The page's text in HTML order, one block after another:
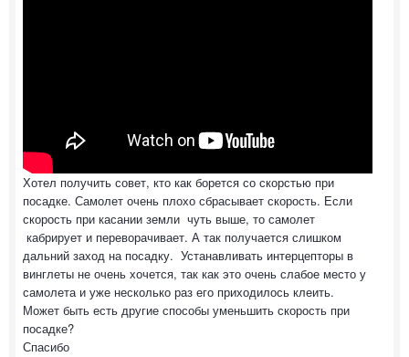
Хотел получить совет, кто как борется со скорстью при
посадке. Самолет очень плохо сбрасывает скорость. Если
скорость при касании земли чуть выше, то самолет
кабрирует и переворачивает. А так получается слишком
дальний заход на посадку. Устанавливать интерцепторы в
винглеты не очень хочется, так как это очень слабое место у
самолета и уже несколько раз его приходилось клеить.
Может быть есть другие способы уменьшить скорость при
посадке?
Спасибо